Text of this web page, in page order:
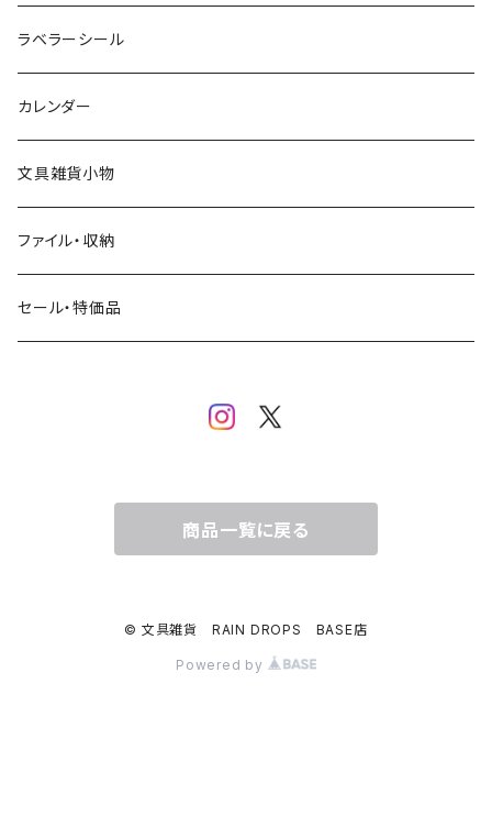
ミモザ
お花・フラワー・グリーン・植物
ミナペルホネン
BGM
eric
SAIEN
田村美紀
パピアプラッツ（作家もの）
倉敷意匠計画室
Hutte paper works
ヨハク
eric
浅野みどり
西淑
フルーツ
食べ物・フード・スイーツ
パン・ブレッド
カフェ
コーヒー・飲み物・クリームソーダ
イヌ・ワンちゃん
ラベラーシール
カレンダー
文具雑貨小物
ファイル・収納
セール・特価品
商品一覧に戻る
© 文具雑貨 RAIN DROPS BASE店
Powered by